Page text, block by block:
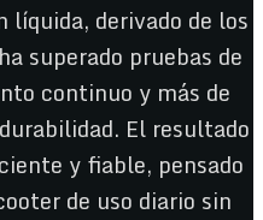
derivado de los
superado pruebas de
continuo y más de
El resultado
y fiable, pensado
de uso diario sin